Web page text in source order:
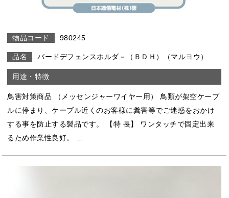
980245
バードデフェンスホルダ－（ＢＤＨ）（マルヨウ）
鳥害対策商品 （メッセンジャーワイヤー用） 鳥類が架空ケーブ
ルに停まり、ケーブル近くのお客様に糞害等でご迷惑をおかけ
する事を防止する製品です。 【特 長】 ワンタッチで固定出来
るため作業性良好。 ...